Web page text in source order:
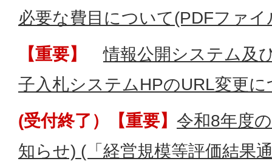
必要な費目について(PDFファ
【重要】
情報公開システム及
子入札システムHPのURL変更に
(受付終了）【重要】 令和8年度
知らせ) (「経営規模等評価結果